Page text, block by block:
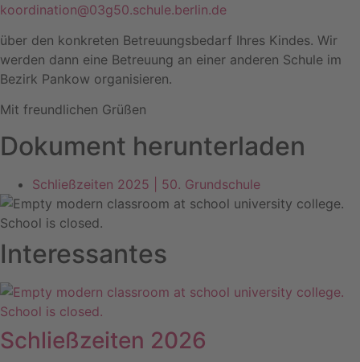
koordination@03g50.schule.berlin.de
über den konkreten Betreuungsbedarf Ihres Kindes. Wir
werden dann eine Betreuung an einer anderen Schule im
Bezirk Pankow organisieren.
Mit freundlichen Grüßen
Dokument herunterladen
Schließzeiten 2025 | 50. Grundschule
Interessantes
Schließzeiten 2026